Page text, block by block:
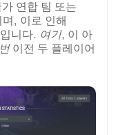
연합 팀 또는
, 이로 인해
니다. 여기, 이 아
이전 두 플레이어